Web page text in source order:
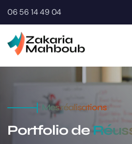
06 56 14 49 04
Mes réalisations
Portfolio de